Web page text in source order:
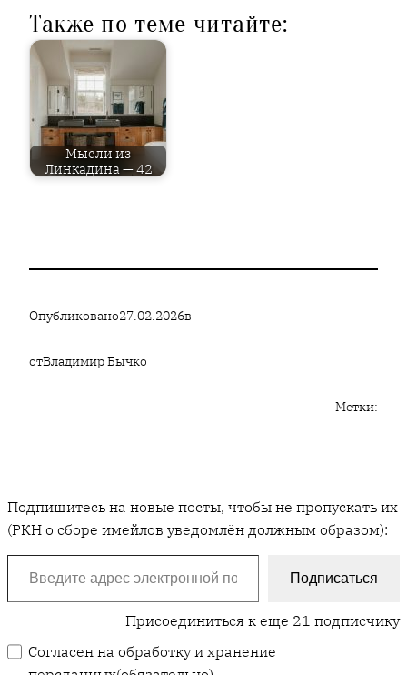
Также по теме читайте:
Мысли из
Линкадина — 42
Опубликовано27.02.2026в
отВладимир Бычко
Метки:
Подпишитесь на новые посты, чтобы не пропускать их
(РКН о сборе имейлов уведомлён должным образом):
Введите адрес электронной почты…
Подписаться
Присоединиться к еще 21 подписчику
Согласен на обработку и хранение